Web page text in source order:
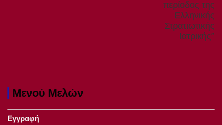
περίοδος της
Ελληνικής
Στρατιωτικής
Ιατρικής”
Μενού Μελών
Εγγραφή